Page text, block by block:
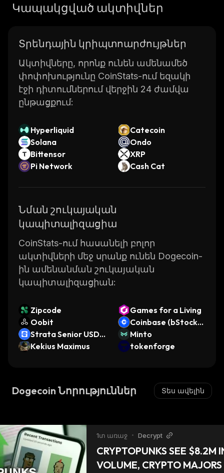
Կապակցված ակտիվներ
Տրենդային կրիպտոարժույթներ
Ակտիվները, որոնք ունեն ամենամեծ
փոփոխությունը CoinStats-ում եզակի
էջի դիտումներում վերջին 24 ժամվա
ընթացքում:
Hyperliquid
Catecoin
Solana
Ondo
Bittensor
XRP
Pi Network
Cash Cat
Նման շուկայական
կապիտալիզացիա
CoinStats-ում հասանելի բոլոր
ակտիվների մեջ սրանք ունեն Dogecoin-
ին ամենանման շուկայական
կապիտալիզացիան:
Zipcode
Games for a Living
Oobit
Coinbase (bStocks
Tokenized Stock)
Strata Senior USDa
t
Minto
Kekius Maximus
tokenforge
Dogecoin Նորություններ Տես ավելին
1տ առաջ • Decrypt
CRYPTOPUNKS SEE $8.2M
VOLUME, CRYPTO